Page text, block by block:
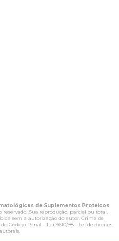
de Suplementos Proteicos
reservado. Sua reprodução, parcial ou total,
sem a autorização do autor. Crime de
Código Penal – Lei 9610/98 - Lei de direitos
autorais.